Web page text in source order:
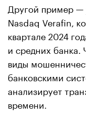
Другой пример —
Nasdaq Verafin,
квартале 2024
и средних банка.
виды
банковскими
анализирует
времени.